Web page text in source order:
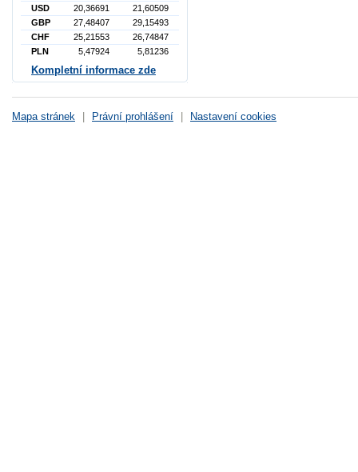
USD
20,36691
21,60509
GBP
27,48407
29,15493
CHF
25,21553
26,74847
PLN
5,47924 5,81236
Kompletní informace zde
Mapa stránek Právní prohlášení Nastavení cookies